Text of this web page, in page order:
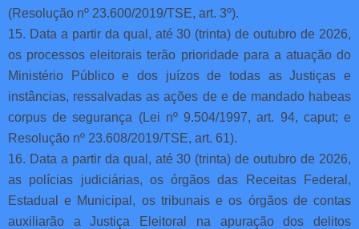
(Resolução nº 23.600/2019/TSE, art. 3º).
15. Data a partir da qual, até 30 (trinta) de outubro de 2026,
os processos eleitorais terão prioridade para a atuação do
Ministério Público e dos juízos de todas as Justiças e
instâncias, ressalvadas as ações de e de mandado habeas
corpus de segurança (Lei nº 9.504/1997, art. 94, caput; e
Resolução nº 23.608/2019/TSE, art. 61).
16. Data a partir da qual, até 30 (trinta) de outubro de 2026,
as polícias judiciárias, os órgãos das Receitas Federal,
Estadual e Municipal, os tribunais e os órgãos de contas
auxiliarão a Justiça Eleitoral na apuração dos delitos